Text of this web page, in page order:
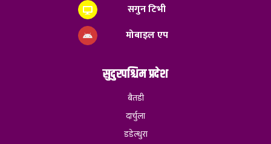
सगुन टिभी
मोबाइल एप
सुदुरपश्चिम प्रदेश
बैतडी
दार्चुला
डडेल्धुरा